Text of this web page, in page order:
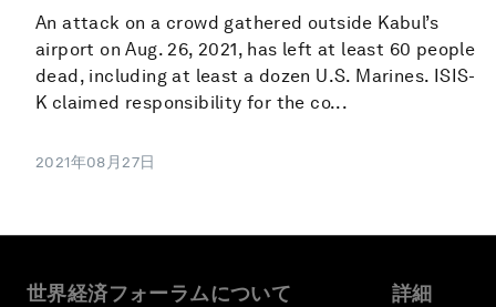
An attack on a crowd gathered outside Kabul’s
airport on Aug. 26, 2021, has left at least 60 people
dead, including at least a dozen U.S. Marines. ISIS-
K claimed responsibility for the co...
2021年08月27日
世界経済フォーラムについて 詳細